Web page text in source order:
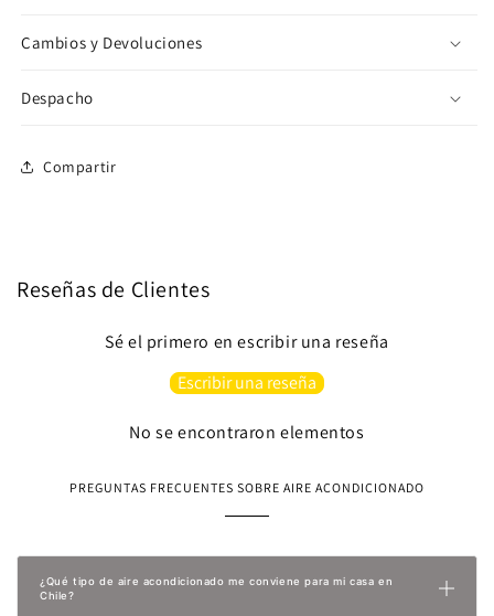
Cambios y Devoluciones
Despacho
Compartir
Reseñas de Clientes
Sé el primero en escribir una reseña
Escribir una reseña
No se encontraron elementos
PREGUNTAS FRECUENTES SOBRE AIRE ACONDICIONADO
¿Qué tipo de aire acondicionado me conviene para mi casa en
Chile?